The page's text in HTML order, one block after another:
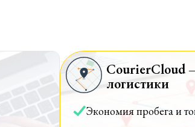
CourierCloud
логистики
Экономия пробега и